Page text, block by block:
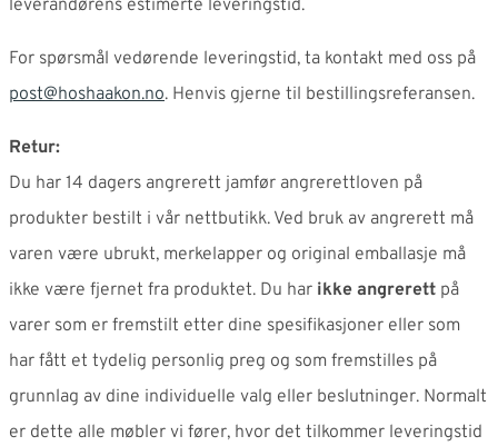
leverandørens estimerte leveringstid.
For spørsmål vedørende leveringstid, ta kontakt med oss på
post@hoshaakon.no. Henvis gjerne til bestillingsreferansen.
Retur:
Du har 14 dagers angrerett jamfør angrerettloven på
produkter bestilt i vår nettbutikk. Ved bruk av angrerett må
varen være ubrukt, merkelapper og original emballasje må
ikke være fjernet fra produktet. Du har ikke angrerett på
varer som er fremstilt etter dine spesifikasjoner eller som
har fått et tydelig personlig preg og som fremstilles på
grunnlag av dine individuelle valg eller beslutninger. Normalt
er dette alle møbler vi fører, hvor det tilkommer leveringstid